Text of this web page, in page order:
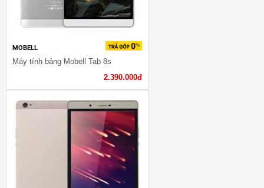
MOBELL
Máy tính bảng Mobell Tab 8s
2.390.000đ